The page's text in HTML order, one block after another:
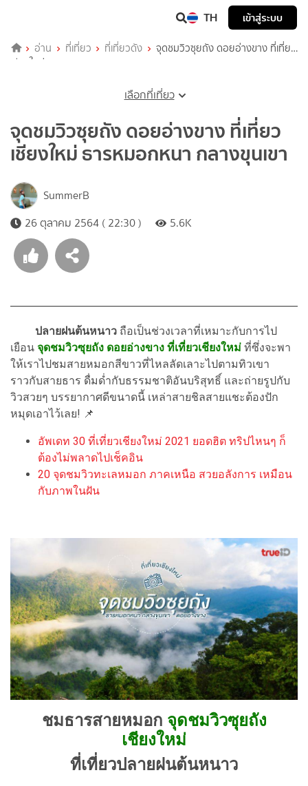
TH เข้าสู่ระบบ
อ่าน ที่เที่ยว ที่เที่ยวดัง
จุดชมวิวซุยถัง ดอยอ่างขาง ที่เที่ยว
เชียงใหม่ ธารหมอกหนา กลางขุนเขา
เลือกที่เที่ยว
จุดชมวิวซุยถัง ดอยอ่างขาง ที่เที่ยว
เชียงใหม่ ธารหมอกหนา กลางขุนเขา
SummerB
26 ตุลาคม 2564 ( 22:30 )
5.6K
ปลายฝนต้นหนาว ถือเป็นช่วงเวลาที่เหมาะกับการไป
เยือน จุดชมวิวซุยถัง ดอยอ่างขาง ที่เที่ยวเชียงใหม่ ที่ซึ่งจะพา
ให้เราไปชมสายหมอกสีขาวที่ไหลลัดเลาะไปตามทิวเขา
ราวกับสายธาร ดื่มด่ำกับธรรมชาติอันบริสุทธิ์ และถ่ายรูปกับ
วิวสวยๆ บรรยากาศดีขนาดนี้ เหล่าสายชิลสายแชะต้องปัก
หมุดเอาไว้เลย! 📌
อัพเดท 30 ที่เที่ยวเชียงใหม่ 2021 ยอดฮิต ทริปไหนๆ ก็
ต้องไม่พลาดไปเช็คอิน
20 จุดชมวิวทะเลหมอก ภาคเหนือ สวยอลังการ เหมือน
กับภาพในฝัน
ชมธารสายหมอก จุดชมวิวซุยถัง
เชียงใหม่
ที่เที่ยวปลายฝนต้นหนาว